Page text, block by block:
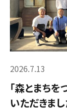
2026.7.13
「森とまち
いただきまし